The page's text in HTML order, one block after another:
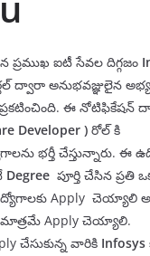
ఐటీ సేవల దిగ్గజం
ద్వారా అనుభవజ్ఞులైన
ఈ నోటిఫికేషన్
Developer ) రోల్ కి
భర్తీ చేస్తున్నారు. ఈ
Degree పూర్తి చేసిన ప్రతి
Apply చెయ్యాలి
మాత్రమే Apply చెయ్యాలి.
చేసుకున్న వారికి Infosys